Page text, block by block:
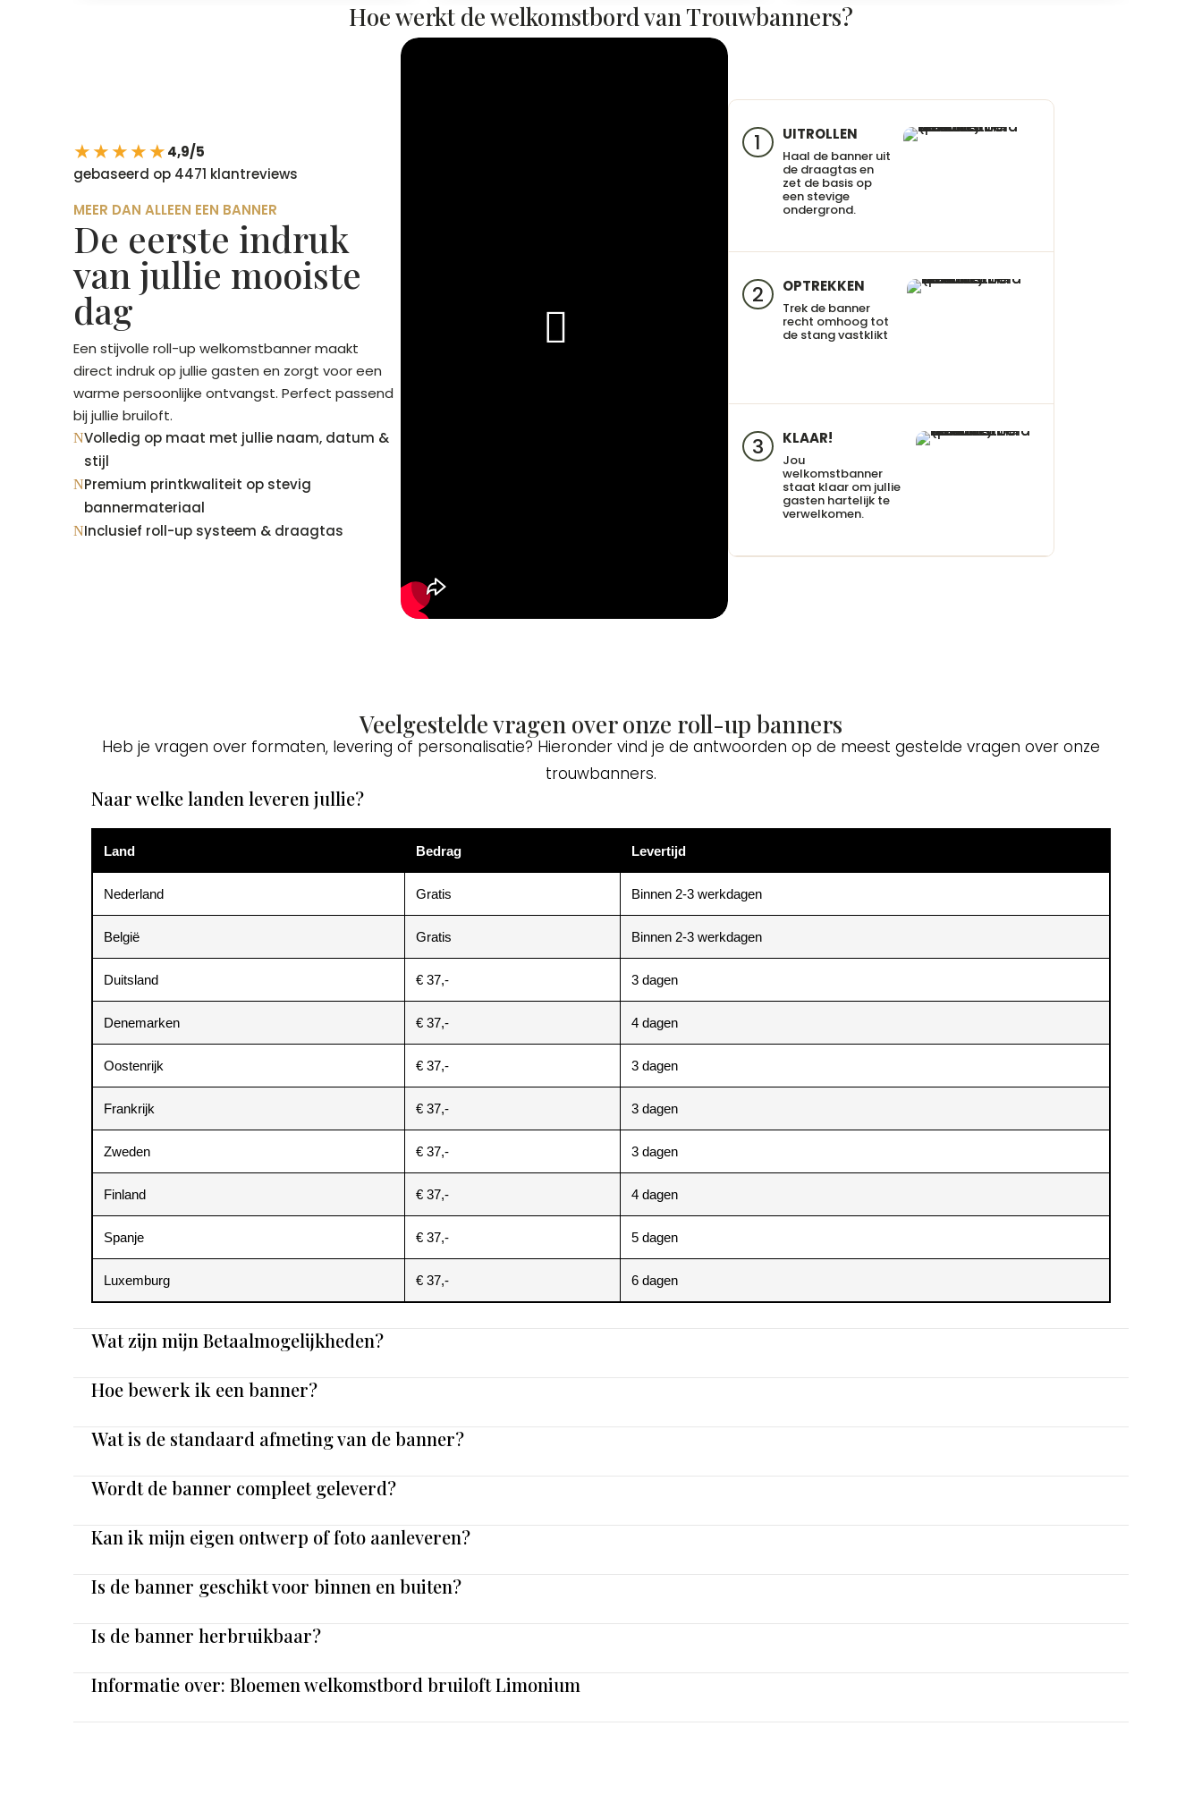
Hoe werkt de welkomstbord van Trouwbanners?
★★★★★4,9/5
gebaseerd op 4471 klantreviews
MEER DAN ALLEEN EEN BANNER
De eerste indruk
van jullie mooiste
dag
Een stijvolle roll-up welkomstbanner maakt
direct indruk op jullie gasten en zorgt voor een
warme persoonlijke ontvangst. Perfect passend
bij jullie bruiloft.
NVolledig op maat met jullie naam, datum &
stijl
NPremium printkwaliteit op stevig
bannermateriaal
NInclusief roll-up systeem & draagtas
1 UITROLLEN
Haal de banner uit
de draagtas en
zet de basis op
een stevige
ondergrond.
2 OPTREKKEN
Trek de banner
recht omhoog tot
de stang vastklikt
3 KLAAR!
Jou
welkomstbanner
staat klaar om jullie
gasten hartelijk te
verwelkomen.
Veelgestelde vragen over onze roll-up banners
Heb je vragen over formaten, levering of personalisatie? Hieronder vind je de antwoorden op de meest gestelde vragen over onze
trouwbanners.
Naar welke landen leveren jullie?
Land Bedrag Levertijd
Nederland Gratis Binnen 2-3 werkdagen
België Gratis Binnen 2-3 werkdagen
Duitsland € 37,- 3 dagen
Denemarken € 37,- 4 dagen
Oostenrijk € 37,- 3 dagen
Frankrijk € 37,- 3 dagen
Zweden € 37,- 3 dagen
Finland € 37,- 4 dagen
Spanje € 37,- 5 dagen
Luxemburg € 37,- 6 dagen
Wat zijn mijn Betaalmogelijkheden?
Hoe bewerk ik een banner?
Wat is de standaard afmeting van de banner?
Wordt de banner compleet geleverd?
Kan ik mijn eigen ontwerp of foto aanleveren?
Is de banner geschikt voor binnen en buiten?
Is de banner herbruikbaar?
Informatie over: Bloemen welkomstbord bruiloft Limonium